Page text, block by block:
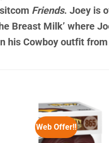
Friends. Joey is
Breast Milk’ where
his Cowboy outfit
Web Offer!!